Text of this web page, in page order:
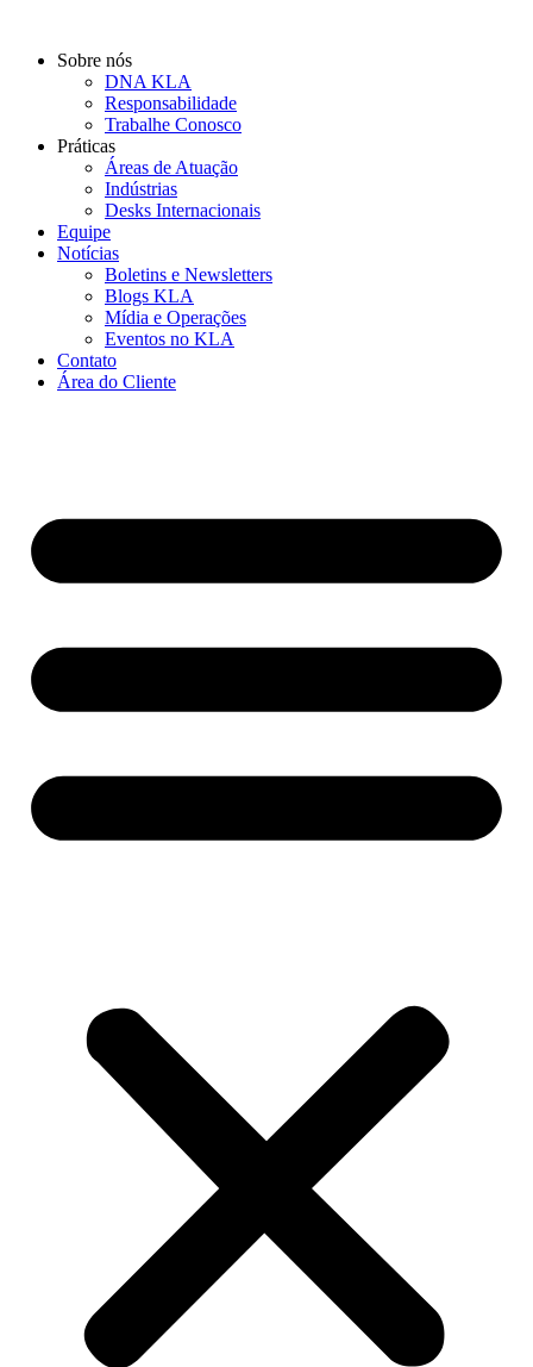
Sobre nós
DNA KLA
Responsabilidade
Trabalhe Conosco
Práticas
Áreas de Atuação
Indústrias
Desks Internacionais
Equipe
Notícias
Boletins e Newsletters
Blogs KLA
Mídia e Operações
Eventos no KLA
Contato
Área do Cliente